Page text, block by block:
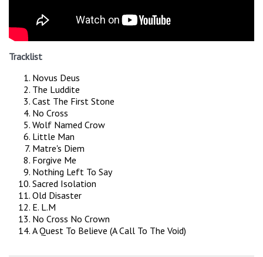
Tracklist
Novus Deus
The Luddite
Cast The First Stone
No Cross
Wolf Named Crow
Little Man
Matre's Diem
Forgive Me
Nothing Left To Say
Sacred Isolation
Old Disaster
E. L.M
No Cross No Crown
A Quest To Believe (A Call To The Void)